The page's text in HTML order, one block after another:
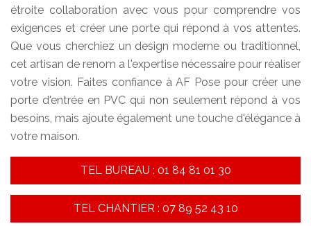
étroite collaboration avec vous pour comprendre vos
exigences et créer une porte qui répond à vos attentes.
Que vous cherchiez un design moderne ou traditionnel,
cet artisan de renom a l'expertise nécessaire pour réaliser
votre vision. Faites confiance à AF Pose pour créer une
porte d'entrée en PVC qui non seulement répond à vos
besoins, mais ajoute également une touche d'élégance à
votre maison.
TEL BUREAU : 01 84 81 01 30
TEL CHANTIER : 07 89 52 43 10